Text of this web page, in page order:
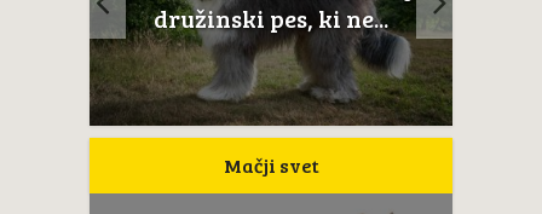
družinski pes, ki ne...
Mačji svet